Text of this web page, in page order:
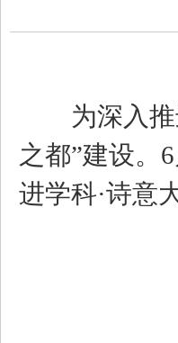
为深入推进
之都”建设。
进学科·诗意